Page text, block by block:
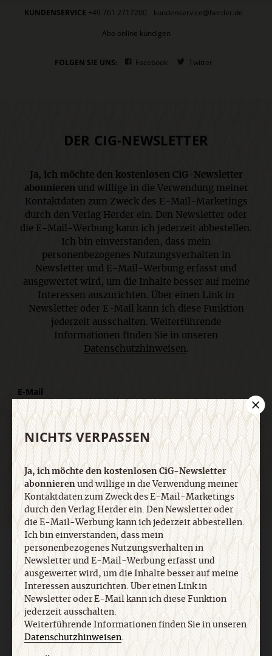
KUNDENSERVICE +49 761 2717200
kundenservice@herder.de
Abo online kündigen
FOLGEN SIE UNS: Facebook Twitter
DER CIG-NEWSLETTER
Ja, ich möchte den kostenlosen CiG-Newsletter
abonnierenund willige in die Verwendung meiner
Kontaktdaten zum Zweck des E-Mail-Marketings
durch den Verlag Herder ein. Den Newsletter oder
die E-Mail-Werbung kann ich jederzeit abbestellen.
Ich bin einverstanden, dass mein
personenbezogenes Nutzungsverhalten in
Newsletter und E-Mail-Werbung erfasst und
ausgewertet wird, um die Inhalte besser auf meine
Interessen auszurichten. Über einen Link in
Newsletter oder E-Mail kann ich diese Funktion
jederzeit ausschalten. Weiterführende
Informationen finden Sie in unseren
Datenschutzhinweisen.
E-Mail
Jetzt anmelden
AGB und Widerrufsbelehrung Datenschutz
Barrierefreiheit
Impressum
Vertrag widerrufen Abo online kündigen
NICHTS VERPASSEN
Ja, ich möchte den kostenlosen CiG-Newsletter
abonnierenund willige in die Verwendung meiner
Kontaktdaten zum Zweck des E-Mail-Marketings
durch den Verlag Herder ein. Den Newsletter oder
die E-Mail-Werbung kann ich jederzeit abbestellen.
Ich bin einverstanden, dass mein
personenbezogenes Nutzungsverhalten in
Newsletter und E-Mail-Werbung erfasst und
ausgewertet wird, um die Inhalte besser auf meine
Interessen auszurichten. Über einen Link in
Newsletter oder E-Mail kann ich diese Funktion
jederzeit ausschalten.
Weiterführende Informationen finden Sie in unseren
Datenschutzhinweisen.